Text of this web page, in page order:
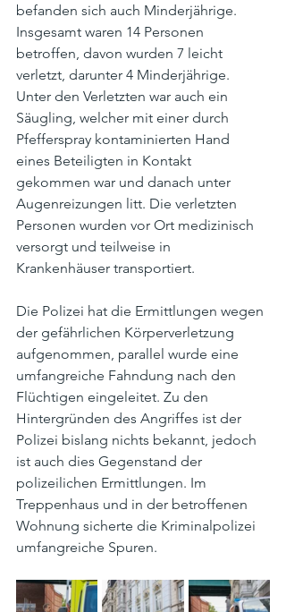
befanden sich auch Minderjährige.
Insgesamt waren 14 Personen
betroffen, davon wurden 7 leicht
verletzt, darunter 4 Minderjährige.
Unter den Verletzten war auch ein
Säugling, welcher mit einer durch
Pfefferspray kontaminierten Hand
eines Beteiligten in Kontakt
gekommen war und danach unter
Augenreizungen litt. Die verletzten
Personen wurden vor Ort medizinisch
versorgt und teilweise in
Krankenhäuser transportiert.
Die Polizei hat die Ermittlungen wegen
der gefährlichen Körperverletzung
aufgenommen, parallel wurde eine
umfangreiche Fahndung nach den
Flüchtigen eingeleitet. Zu den
Hintergründen des Angriffes ist der
Polizei bislang nichts bekannt, jedoch
ist auch dies Gegenstand der
polizeilichen Ermittlungen. Im
Treppenhaus und in der betroffenen
Wohnung sicherte die Kriminalpolizei
umfangreiche Spuren.